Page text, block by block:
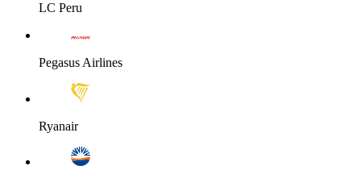
LC Peru
Pegasus Airlines
Ryanair